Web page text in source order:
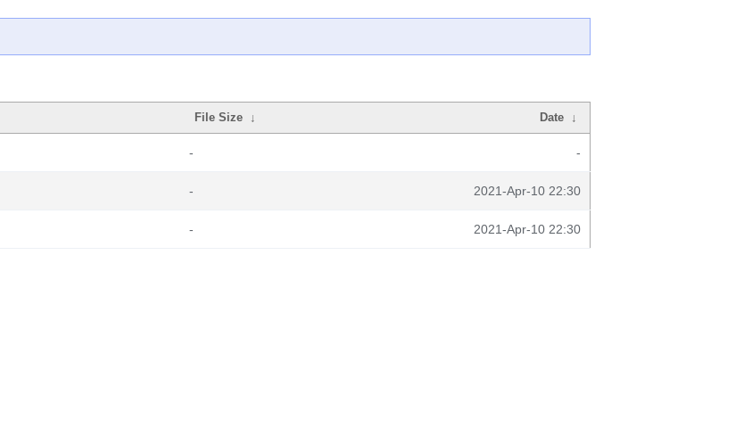
File Size ↓ Date ↓
- -
- 2021-Apr-10 22:30
- 2021-Apr-10 22:30